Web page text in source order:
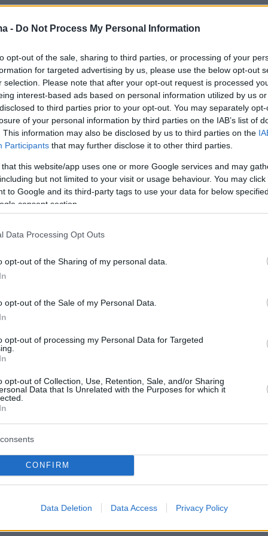
- Do Not Process My Personal Information
opt-out of the sale, sharing to third parties, or processing of your
for targeted advertising by us, please use the below opt-out
selection. Please note that after your opt-out request is processed
interest-based ads based on personal information utilized by us
to third parties prior to your opt-out. You may separately
of your personal information by third parties on the IAB’s list of
This information may also be disclosed by us to third parties on the
Participants that may further disclose it to other third parties.
that this website/app uses one or more Google services and may
but not limited to your visit or usage behaviour. You may
to Google and its third-party tags to use your data for below
consent section.
Data Processing Opt Outs
opt-out of the Sharing of my personal data.
opt-out of the Sale of my Personal Data.
opt-out of processing my Personal Data for Targeted
opt-out of Collection, Use, Retention, Sale, and/or Sharing
Data that Is Unrelated with the Purposes for which it
CONFIRM
Data Deletion Data Access Privacy Policy
the full interview: https://t.co/hMMkw7m5Fo
FAIR (@VanityFair) May 12, 2026
και τον πρόεδρο του ακροδεξιού κόμματος
Ζορντάν Μπαρντελά, οι οποίοι
απαντήσουν ειρωνικά μέσω κοινωνικών
σχολίασαν το γεγονός ότι η πρώην
μετά την αποχώρηση του Γάλλου
τη Ρεάλ Μαδρίτης.
όταν ο Κιλιάν Εμπαπέ φεύγει από την
η ομάδα κατακτά το Champions
οΜπαρντελάστην πλατφόρμα X.
ce qui arrive lorsque Kylian Mbappé quitte le
gagne la Ligue des Champions ! (Et peut-être
deuxième fois.)https://t.co/IkZOH1aMy3
Bardella (@J_Bardella)May 12, 2026